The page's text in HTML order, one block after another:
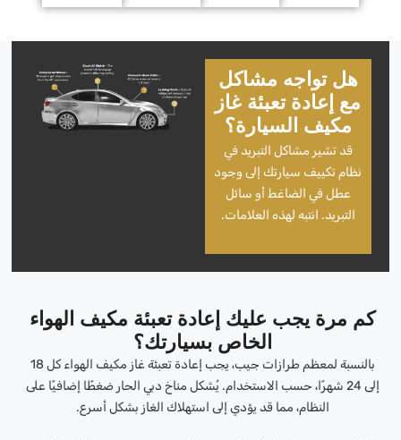
هل تواجه مشاكل
مع إعادة تعبئة غاز
مكيف السيارة؟
قد تشير مشاكل التبريد في
نظام تكييف سيارتك إلى وجود
عطل في الضاغط أو سائل
التبريد. انتبه لهذه العلامات.
كم مرة يجب عليك إعادة تعبئة مكيف الهواء
الخاص بسيارتك؟
بالنسبة لمعظم طرازات جيب، يجب إعادة تعبئة غاز مكيف الهواء كل 18
إلى 24 شهرًا، حسب الاستخدام. يُشكل مناخ دبي الحار ضغطًا إضافيًا على
النظام، مما قد يؤدي إلى استهلاك الغاز بشكل أسرع.